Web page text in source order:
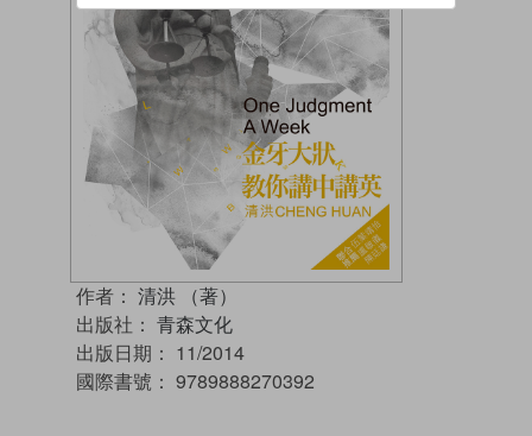
作者： 清洪 （著）
出版社： 青森文化
出版日期： 11/2014
國際書號： 9789888270392